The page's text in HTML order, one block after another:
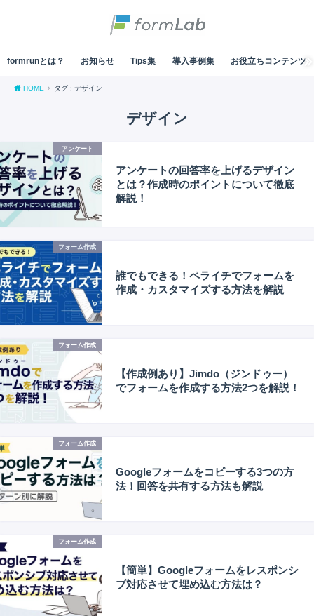
formrunとは？ お知らせ Tips集 導入事例集 お役立ちコンテンツ
HOME タグ : デザイン
デザイン
アンケート
アンケートの回答率を上げるデザイン
とは？作成時のポイントについて徹底
解説！
フォーム作成
誰でもできる！ペライチでフォームを
作成・カスタマイズする方法を解説
フォーム作成
【作成例あり】Jimdo（ジンドゥー）
でフォームを作成する方法2つを解説！
フォーム作成
Googleフォームをコピーする3つの方
法！回答を共有する方法も解説
フォーム作成
【簡単】Googleフォームをレスポンシ
ブ対応させて埋め込む方法は？